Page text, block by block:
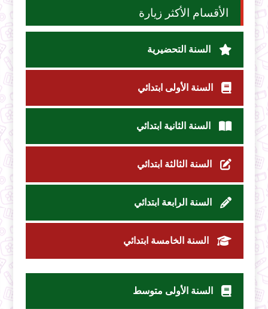
الأقسام الأكثر زيارة
السنة التحضيرية
السنة الأولى ابتدائي
السنة الثانية ابتدائي
السنة الثالثة ابتدائي
السنة الرابعة ابتدائي
السنة الخامسة ابتدائي
السنة الأولى متوسط